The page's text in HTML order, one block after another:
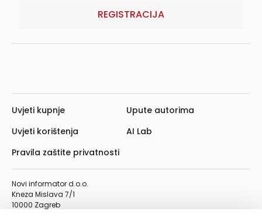
REGISTRACIJA
Novi informator d.o.o.
Kneza Mislava 7/1
10000 Zagreb
Uvjeti kupnje
Uvjeti korištenja
Pravila zaštite privatnosti
Upute autorima
AI Lab